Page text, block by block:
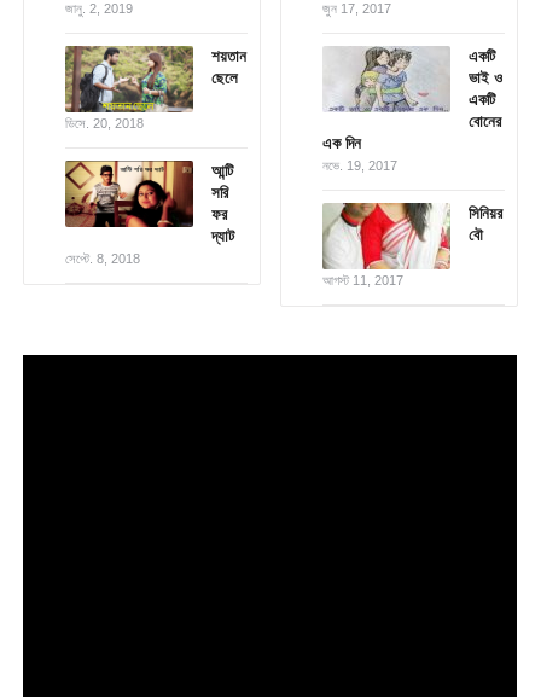
জানু. 2, 2019
শয়তান
ছেলে
ডিসে. 20, 2018
আন্টি
সরি
ফর
দ্যাট
সেপ্টে. 8, 2018
জুন 17, 2017
একটি
ভাই ও
একটি
বোনের
এক দিন
নভে. 19, 2017
সিনিয়র
বৌ
আগস্ট 11, 2017